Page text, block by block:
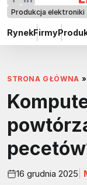
Produkcja elektroniki
RynekFirmy
STRONA GŁÓWNA »
16 grudnia 2025